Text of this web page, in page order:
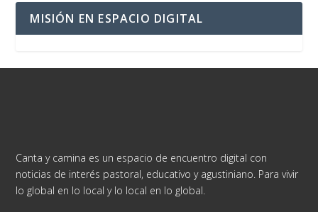
MISIÓN EN ESPACIO DIGITAL
Canta y camina es un espacio de encuentro digital con
noticias de interés pastoral, educativo y agustiniano. Para vivir
lo global en lo local y lo local en lo global.